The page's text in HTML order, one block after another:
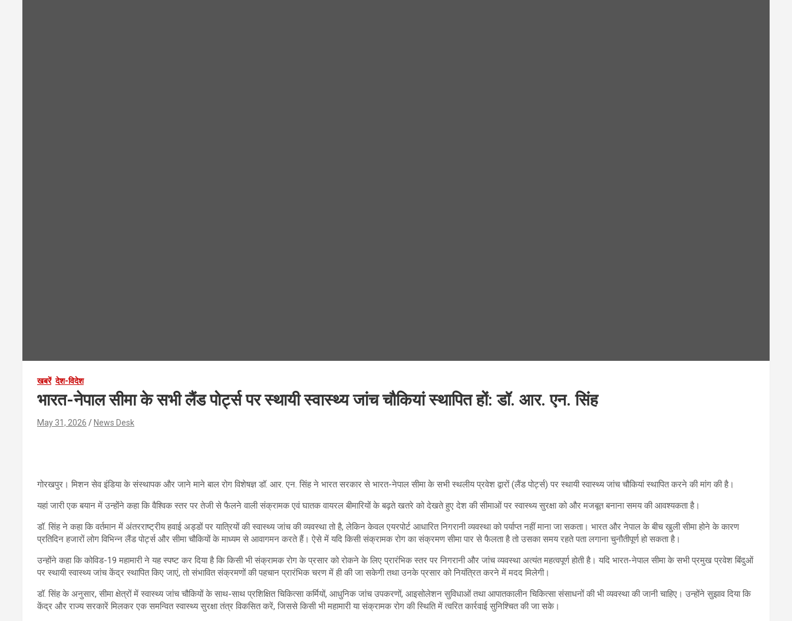
खबरें देश-विदेश
भारत-नेपाल सीमा के सभी लैंड पोर्ट्स पर स्थायी स्वास्थ्य जांच चौकियां स्थापित हों: डॉ. आर. एन. सिंह
May 31, 2026 News Desk
गोरखपुर। मिशन सेव इंडिया के संस्थापक और जाने माने बाल रोग विशेषज्ञ डॉ. आर. एन. सिंह ने भारत सरकार से भारत-नेपाल सीमा के सभी स्थलीय प्रवेश द्वारों (लैंड पोर्ट्स) पर स्थायी स्वास्थ्य जांच चौकियां स्थापित करने की मांग की है।
यहां जारी एक बयान में उन्होंने कहा कि वैश्विक स्तर पर तेजी से फैलने वाली संक्रामक एवं घातक वायरल बीमारियों के बढ़ते खतरे को देखते हुए देश की सीमाओं पर स्वास्थ्य सुरक्षा को और मजबूत बनाना समय की आवश्यकता है।
डॉ. सिंह ने कहा कि वर्तमान में अंतरराष्ट्रीय हवाई अड्डों पर यात्रियों की स्वास्थ्य जांच की व्यवस्था तो है, लेकिन केवल एयरपोर्ट आधारित निगरानी व्यवस्था को पर्याप्त नहीं माना जा सकता। भारत और नेपाल के बीच खुली सीमा होने के कारण
प्रतिदिन हजारों लोग विभिन्न लैंड पोर्ट्स और सीमा चौकियों के माध्यम से आवागमन करते हैं। ऐसे में यदि किसी संक्रामक रोग का संक्रमण सीमा पार से फैलता है तो उसका समय रहते पता लगाना चुनौतीपूर्ण हो सकता है।
उन्होंने कहा कि कोविड-19 महामारी ने यह स्पष्ट कर दिया है कि किसी भी संक्रामक रोग के प्रसार को रोकने के लिए प्रारंभिक स्तर पर निगरानी और जांच व्यवस्था अत्यंत महत्वपूर्ण होती है। यदि भारत-नेपाल सीमा के सभी प्रमुख प्रवेश बिंदुओं
पर स्थायी स्वास्थ्य जांच केंद्र स्थापित किए जाएं, तो संभावित संक्रमणों की पहचान प्रारंभिक चरण में ही की जा सकेगी तथा उनके प्रसार को नियंत्रित करने में मदद मिलेगी।
डॉ. सिंह के अनुसार, सीमा क्षेत्रों में स्वास्थ्य जांच चौकियों के साथ-साथ प्रशिक्षित चिकित्सा कर्मियों, आधुनिक जांच उपकरणों, आइसोलेशन सुविधाओं तथा आपातकालीन चिकित्सा संसाधनों की भी व्यवस्था की जानी चाहिए। उन्होंने सुझाव दिया कि
केंद्र और राज्य सरकारें मिलकर एक समन्वित स्वास्थ्य सुरक्षा तंत्र विकसित करें, जिससे किसी भी महामारी या संक्रामक रोग की स्थिति में त्वरित कार्रवाई सुनिश्चित की जा सके।